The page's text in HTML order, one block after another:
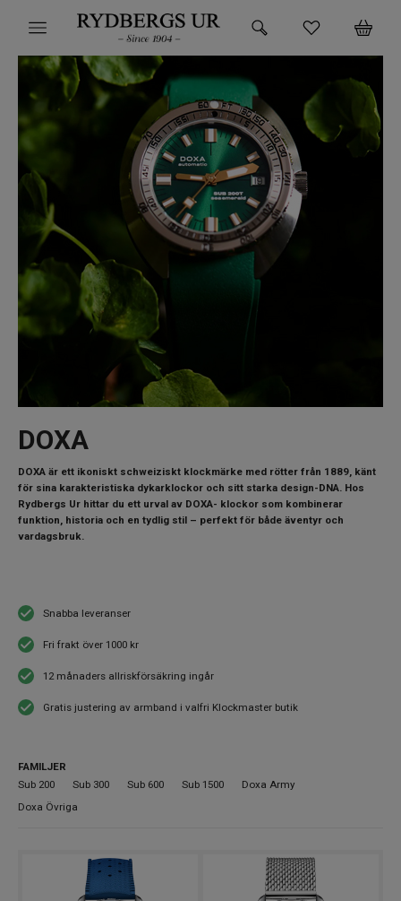
HEM
SUPER DEALS!
HITTA DIN KLOCKA
SMYCKEN
DOXA
DOXA är ett ikoniskt schweiziskt klockmärke med rötter från 1889, känt
för sina karakteristiska dykarklockor och sitt starka design-DNA. Hos
Rydbergs Ur hittar du ett urval av DOXA- klockor som kombinerar
funktion, historia och en tydlig stil – perfekt för både äventyr och
vardagsbruk.
Snabba leveranser
Fri frakt över 1000 kr
12 månaders allriskförsäkring ingår
Gratis justering av armband i valfri Klockmaster butik
FAMILJER
Sub 200
Sub 300 Sub 600 Sub 1500
Doxa Army
Doxa Övriga